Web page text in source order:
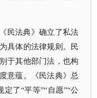
民法典》确立了私法
具体的法律规则。民
于其他部门法，也构
意蕴。《民法典》总
了“平等”“自愿”“公